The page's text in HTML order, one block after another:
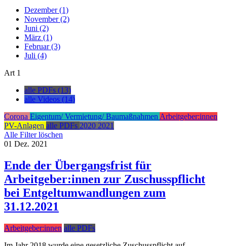
Dezember (1)
November (2)
Juni (2)
März (1)
Februar (3)
Juli (4)
Art 1
alle PDFs (13)
alle Videos (14)
Corona Eigentum/ Vermietung/ Baumaßnahmen Arbeitgeber:innen
PV-Anlagen alle PDFs 2020 2021
Alle Filter löschen
01 Dez. 2021
Ende der Übergangsfrist für
Arbeitgeber:innen zur Zuschusspflicht
bei Entgeltumwandlungen zum
31.12.2021
Arbeitgeber:innen alle PDFs